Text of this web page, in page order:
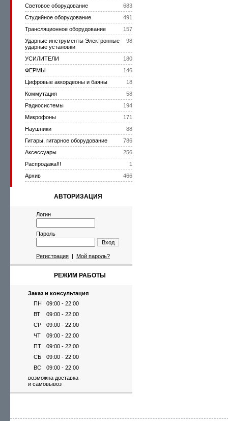
683
Световое оборудование
491
Студийное оборудование
157
Трансляционное оборудование
98
Ударные инструменты Электронные
ударные установки
180
УСИЛИТЕЛИ
146
ФЕРМЫ
18
Цифровые аккордеоны и баяны
58
Коммутация
194
Радиосистемы
171
Микрофоны
88
Наушники
786
Гитары, гитарное оборудование
256
Аксессуары
1
Распродажа!!!
466
Архив
АВТОРИЗАЦИЯ
Логин
Пароль
Вход
Регистрация | Мой пароль?
РЕЖИМ РАБОТЫ
Заказ и консультация
ПН
09:00 - 22:00
ВТ
09:00 - 22:00
СР
09:00 - 22:00
ЧТ
09:00 - 22:00
ПТ
09:00 - 22:00
СБ
09:00 - 22:00
ВС
09:00 - 22:00
возможна доставка
и самовывоз